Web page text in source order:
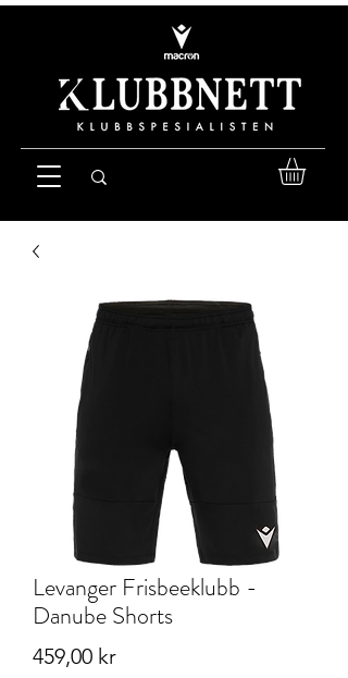
Levanger Frisbeeklubb -
Danube Shorts
459,00 krPris